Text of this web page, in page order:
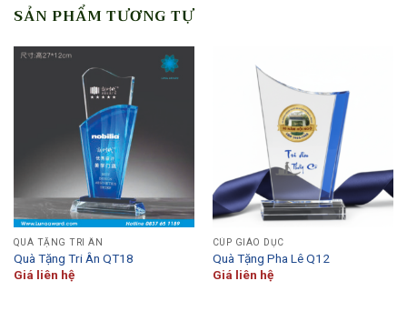
SẢN PHẨM TƯƠNG TỰ
QUÀ TẶNG TRI ÂN
Quà Tặng Tri Ân QT18
Giá liên hệ
CÚP GIÁO DỤC
Quà Tặng Pha Lê Q12
Giá liên hệ